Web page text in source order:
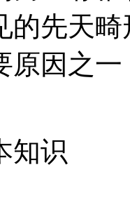
的先天
原因之
知识